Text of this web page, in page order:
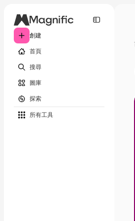
創建
首頁
搜尋
圖庫
探索
所有工具